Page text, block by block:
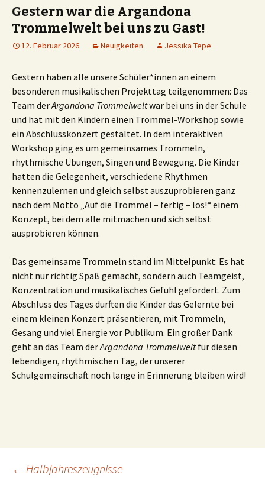
Gestern war die Argandona
Trommelwelt bei uns zu Gast!
12. Februar 2026 Neuigkeiten Jessika Tepe
Gestern haben alle unsere Schüler*innen an einem
besonderen musikalischen Projekttag teilgenommen: Das
Team derArgandona Trommelweltwar bei uns in der Schule
und hat mit den Kindern einen Trommel-Workshop sowie
ein Abschlusskonzert gestaltet. In dem interaktiven
Workshop ging es um gemeinsames Trommeln,
rhythmische Übungen, Singen und Bewegung. Die Kinder
hatten die Gelegenheit, verschiedene Rhythmen
kennenzulernen und gleich selbst auszuprobieren ganz
nach dem Motto „Auf die Trommel – fertig – los!“ einem
Konzept, bei dem alle mitmachen und sich selbst
ausprobieren können.
Das gemeinsame Trommeln stand im Mittelpunkt: Es hat
nicht nur richtig Spaß gemacht, sondern auch Teamgeist,
Konzentration und musikalisches Gefühl gefördert. Zum
Abschluss des Tages durften die Kinder das Gelernte bei
einem kleinen Konzert präsentieren, mit Trommeln,
Gesang und viel Energie vor Publikum. Ein großer Dank
geht an das Team derArgandona Trommelweltfür diesen
lebendigen, rhythmischen Tag, der unserer
Schulgemeinschaft noch lange in Erinnerung bleiben wird!
← Halbjahreszeugnisse